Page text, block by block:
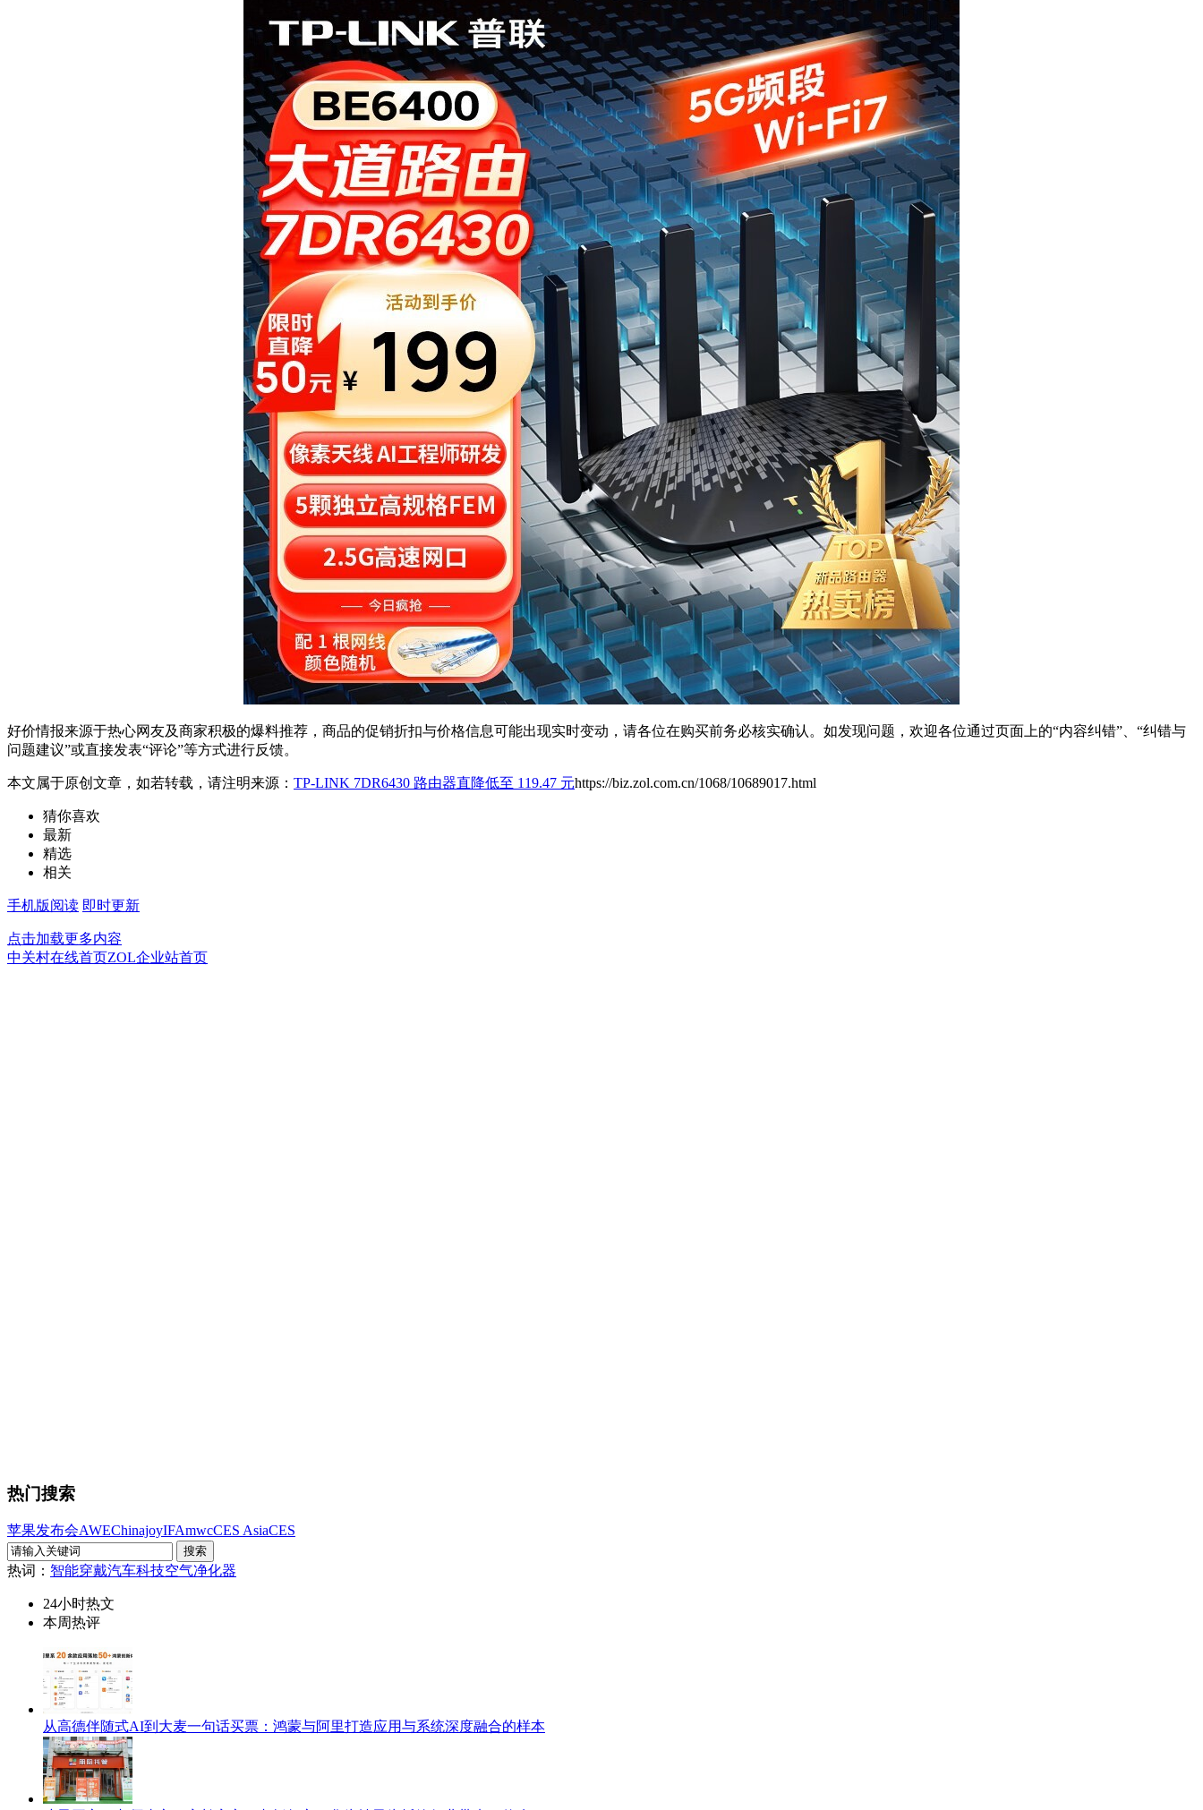
好价情报来源于热心网友及商家积极的爆料推荐，商品的促销折扣与价格信息可能出现实时变动，请各位在购买前务必核实确认。如发现问题，欢迎各位通过页面上的“内容纠错”、“纠错与
问题建议”或直接发表“评论”等方式进行反馈。
本文属于原创文章，如若转载，请注明来源： TP-LINK 7DR6430 路由器直降低至 119.47 元https://biz.zol.com.cn/1068/10689017.html
猜你喜欢
最新
精选
相关
手机版阅读 即时更新
点击加载更多内容
中关村在线首页ZOL企业站首页
热门搜索
苹果发布会AWEChinajoyIFAmwcCES AsiaCES
热词： 智能穿戴汽车科技空气净化器
24小时热文
本周热评
从高德伴随式AI到大麦一句话买票：鸿蒙与阿里打造应用与系统深度融合的样本